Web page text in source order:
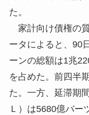
た。
家計向け債権の
ータによると、90
ーンの総額は1兆
を占めた。前四半
た。一方、延滞期
Ｌ）は5680億バー